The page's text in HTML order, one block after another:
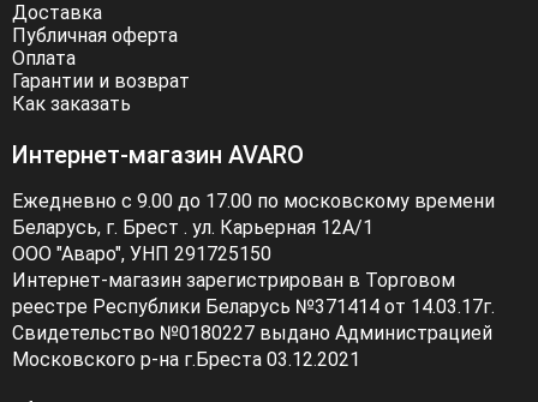
Доставка
Публичная оферта
Оплата
Гарантии и возврат
Как заказать
Интернет-магазин AVARO
Ежедневно с 9.00 до 17.00 по московскому времени
Беларусь, г. Брест . ул. Карьерная 12А/1
ООО "Аваро", УНП 291725150
Интернет-магазин зарегистрирован в Торговом
реестре Республики Беларусь №371414 от 14.03.17г.
Свидетельство №0180227 выдано Администрацией
Московского р-на г.Бреста 03.12.2021